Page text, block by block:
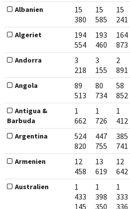
Albanien
15
380
15
585
15
241
Algeriet
194
554
193
460
164
873
Andorra
3
218
3
155
2
891
Angola
89
513
80
734
58
852
Antigua &
Barbuda
1
662
1
726
1
412
Argentina
524
820
447
755
385
741
Armenien
12
458
13
619
12
642
Australien
1
433
145
1
398
350
1
333
336